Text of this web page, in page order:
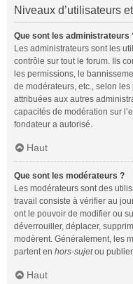
Niveaux d’utilisateurs
Que sont les administrateurs
Les administrateurs sont les
contrôle sur tout le forum. Ils
les permissions, le
de modérateurs, etc., selon
attribuées aux autres
capacités de modération sur
fondateur a autorisé.
Haut
Que sont les modérateurs ?
Les modérateurs sont des
travail consiste à vérifier au
ont le pouvoir de modifier ou
déverrouiller, déplacer,
modèrent. Généralement, les
partent en hors-sujetou
Haut